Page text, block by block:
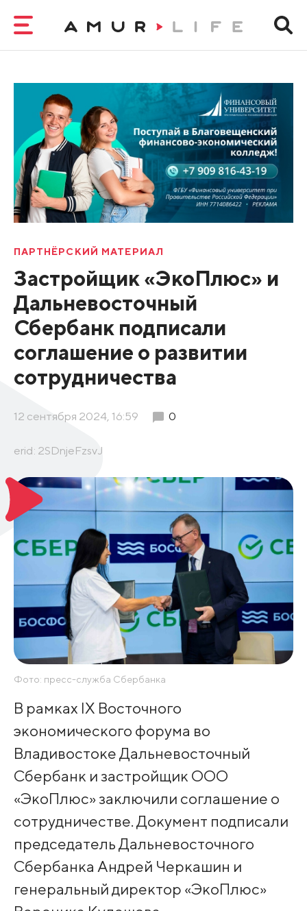
ПАРТНЁРСКИЙ МАТЕРИАЛ
Застройщик «ЭкоПлюс» и
Дальневосточный
Сбербанк подписали
соглашение о развитии
сотрудничества
12 сентября 2024, 16:59 0
erid: 2SDnjeFzsvJ
Фото: пресс-служба Сбербанка
В рамках IX Восточного
экономического форума во
Владивостоке Дальневосточный
Сбербанк и застройщик ООО
«ЭкоПлюс» заключили соглашение о
сотрудничестве. Документ подписали
председатель Дальневосточного
Сбербанка Андрей Черкашин и
генеральный директор «ЭкоПлюс»